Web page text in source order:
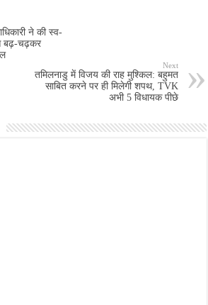
ने की स्व-
बढ़-चढ़कर
Next
तमिलनाडु में विजय की राह मुश्किल: बहुमत
साबित करने पर ही मिलेगी शपथ, TVK
अभी 5 विधायक पीछे